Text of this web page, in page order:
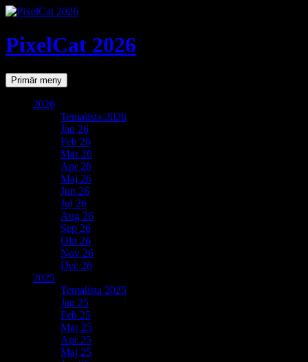
PixelCat 2026
SökPrimär meny Gå
till
2026
Temalista 2026
Jan 26
Feb 26
Mar 26
Apr 26
Maj 26
Jun 26
Jul 26
Aug 26
Sep 26
Okt 26
Nov 26
Dec 26
2025
Temalista 2025
Jan 25
Feb 25
Mar 25
Apr 25
Maj 25